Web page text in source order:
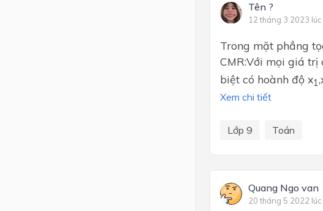
Tên ?
12 tháng 3 2023 lúc
Trong mặt phẳng
CMR:Với mọi giá
biệt có hoành độ x1
Xem chi tiết
Lớp 9 Toán
Quang Ngo van
20 tháng 5 2022